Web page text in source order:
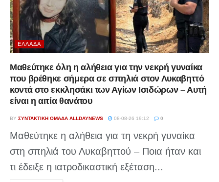
ΕΛΛΆΔΑ
Μαθεύτηκε όλη η αλήθεια για την νεκρή γυναίκα
που βρέθηκε σήμερα σε σπηλιά στον Λυκαβηττό
κοντά στο εκκλησάκι των Αγίων Ισιδώρων – Αυτή
είναι η αιτία θανάτου
BY ΣΥΝΤΑΚΤΙΚΉ ΟΜΆΔΑ ALLDAYNEWS 08-08-26 19:12 0
Μαθεύτηκε η αλήθεια για τη νεκρή γυναίκα
στη σπηλιά του Λυκαβηττού – Ποια ήταν και
τι έδειξε η ιατροδικαστική εξέταση...